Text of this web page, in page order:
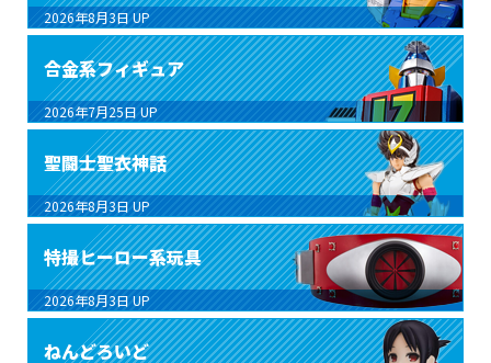
2026年8月3日 UP
合金系フィギュア
2026年7月25日 UP
聖闘士聖衣神話
2026年8月3日 UP
特撮ヒーロー系玩具
2026年8月3日 UP
ねんどろいど